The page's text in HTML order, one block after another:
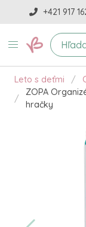
+421 917
Leto s deťmi
ZOPA
hračky